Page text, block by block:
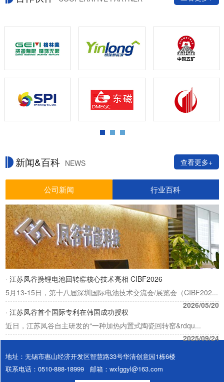
新闻&百科 NEWS 查看更多+
公司新闻 行业百科
· 江苏凤谷携锂电池回转窑核心技术亮相 CIBF2026
5月13-15日，第十八届深圳国际电池技术交流会/展览会（CIBF202...
2026/05/20
· 江苏凤谷首个国际专利在韩国成功授权
近日，江苏凤谷自主研发的“一种加热内置式陶瓷回转窑&rdqu...
2025/09/24
地址：无锡市惠山经济开发区智慧路33号华清创意园1栋6楼
联系电话：0510-888-18999 邮箱：wxfggyl@163.com